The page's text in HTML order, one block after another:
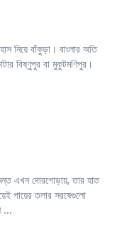
নিয়ে বাঁকুড়া। বাংলার অতি
বিষ্ণুপুর বা মুকুটমণিপুর।
এখন দোরগোড়ায়, তার হাত
পায়ের তলার সরষেগুলো
...